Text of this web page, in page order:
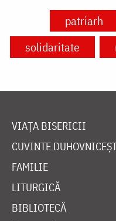
patriarh
solidaritate
VIAȚA BISERICII
CUVINTE
FAMILIE
LITURGICĂ
BIBLIOTECĂ